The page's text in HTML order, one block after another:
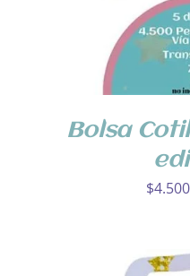
Bolsa
$4.500